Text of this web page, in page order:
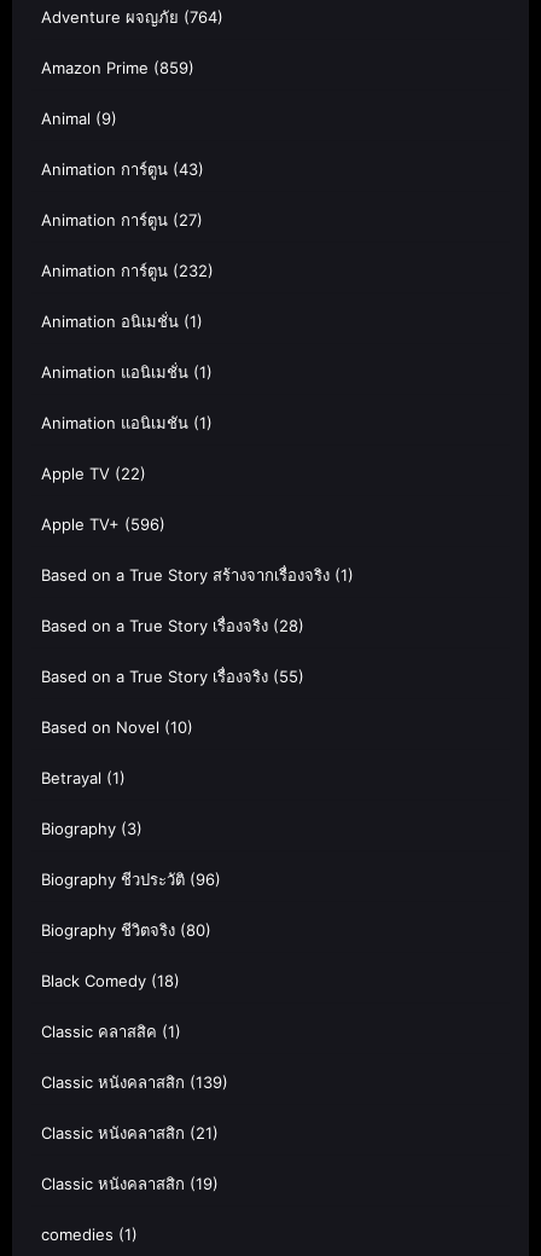
Adventure ผจญภัย (764)
Amazon Prime (859)
Animal (9)
Animation การ์ตูน (43)
Animation การ์ตูน (27)
Animation การ์ตูน (232)
Animation อนิเมชั่น (1)
Animation แอนิเมชั่น (1)
Animation แอนิเมชัน (1)
Apple TV (22)
Apple TV+ (596)
Based on a True Story สร้างจากเรื่องจริง (1)
Based on a True Story เรื่องจริง (28)
Based on a True Story เรื่องจริง (55)
Based on Novel (10)
Betrayal (1)
Biography (3)
Biography ชีวประวัติ (96)
Biography ชีวิตจริง (80)
Black Comedy (18)
Classic คลาสสิค (1)
Classic หนังคลาสสิก (139)
Classic หนังคลาสสิก (21)
Classic หนังคลาสสิก (19)
comedies (1)